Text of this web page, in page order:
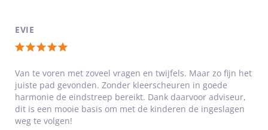
EVIE
Totale
waardering:
5
van
5
Van te voren met zoveel vragen en twijfels. Maar zo fijn het
juiste pad gevonden. Zonder kleerscheuren in goede
harmonie de eindstreep bereikt. Dank daarvoor adviseur,
dit is een mooie basis om met de kinderen de ingeslagen
weg te volgen!